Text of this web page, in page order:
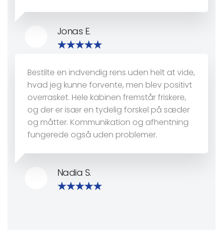
Jonas E.
Bestilte en indvendig rens uden helt at vide,
hvad jeg kunne forvente, men blev positivt
overrasket. Hele kabinen fremstår friskere,
og der er især en tydelig forskel på sæder
og måtter. Kommunikation og afhentning
fungerede også uden problemer.
Nadia S.